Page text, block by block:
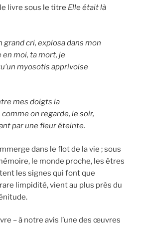
livre sous le titre Elle était là
grand cri, explosa dans mon
en moi, ta mort, je
myosotis apprivoise
mes doigts la
comme on regarde, le soir,
par une fleur éteinte.
dans le flot de la vie ; sous
le monde proche, les êtres
les signes qui font que
rare limpidité, vient au plus près du
– à notre avis l’une des œuvres